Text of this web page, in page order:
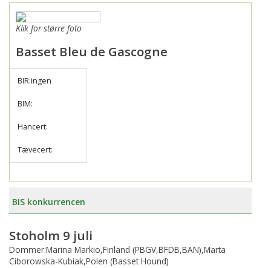
Klik for større foto
Basset Bleu de Gascogne
BIR:ingen
BIM:
Hancert:
Tævecert:
BIS konkurrencen
Stoholm 9 juli
Dommer:Marina Markio,Finland (PBGV,BFDB,BAN),Marta
Ciborowska-Kubiak,Polen (Basset Hound)